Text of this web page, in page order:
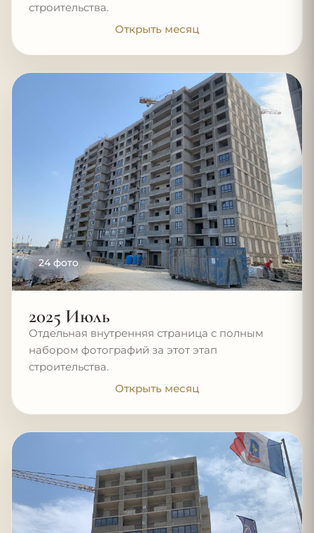
строительства.
Открыть месяц
24 фото
2025 Июль
Отдельная внутренняя страница с полным
набором фотографий за этот этап
строительства.
Открыть месяц